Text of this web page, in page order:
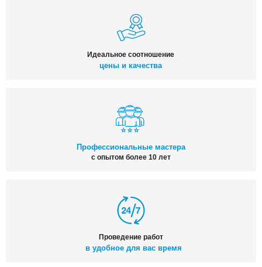
Идеальное соотношение
цены и качества
Профессиональные мастера
с опытом более 10 лет
Проведение работ
в удобное для вас время